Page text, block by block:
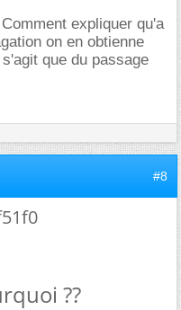
expliquer qu'a
on en obtienne
que du passage
#8
??